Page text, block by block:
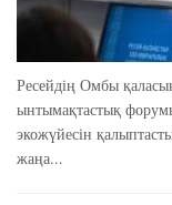
Ресейдің Омбы
ынтымақтастық
экожүйесін
жаңа...